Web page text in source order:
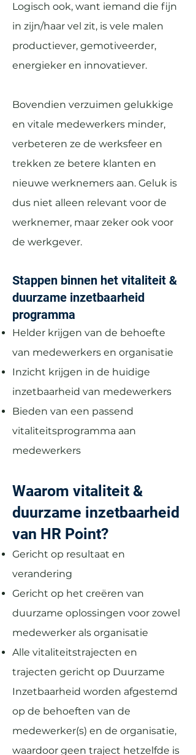
Logisch ook, want iemand die fijn
in zijn/haar vel zit, is vele malen
productiever, gemotiveerder,
energieker en innovatiever.
Bovendien verzuimen gelukkige
en vitale medewerkers minder,
verbeteren ze de werksfeer en
trekken ze betere klanten en
nieuwe werknemers aan. Geluk is
dus niet alleen relevant voor de
werknemer, maar zeker ook voor
de werkgever.
Stappen binnen het vitaliteit &
duurzame inzetbaarheid
programma
Helder krijgen van de behoefte
van medewerkers en organisatie
Inzicht krijgen in de huidige
inzetbaarheid van medewerkers
Bieden van een passend
vitaliteitsprogramma aan
medewerkers
Waarom vitaliteit &
duurzame inzetbaarheid
van HR Point?
Gericht op resultaat en
verandering
Gericht op het creëren van
duurzame oplossingen voor zowel
medewerker als organisatie
Alle vitaliteitstrajecten en
trajecten gericht op Duurzame
Inzetbaarheid worden afgestemd
op de behoeften van de
medewerker(s) en de organisatie,
waardoor geen traject hetzelfde is